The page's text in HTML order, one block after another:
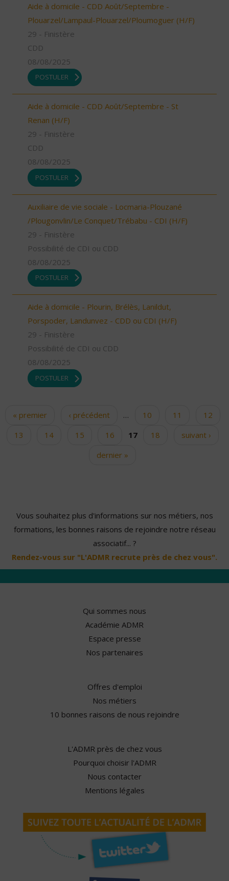
Aide à domicile - CDD Août/Septembre -
Plouarzel/Lampaul-Plouarzel/Ploumoguer (H/F)
29 - Finistère
CDD
08/08/2025
POSTULER
Aide à domicile - CDD Août/Septembre - St
Renan (H/F)
29 - Finistère
CDD
08/08/2025
POSTULER
Auxiliaire de vie sociale - Locmaria-Plouzané
/Plougonvlin/Le Conquet/Trébabu - CDI (H/F)
29 - Finistère
Possibilité de CDI ou CDD
08/08/2025
POSTULER
Aide à domicile - Plourin, Brélès, Lanildut,
Porspoder, Landunvez - CDD ou CDI (H/F)
29 - Finistère
Possibilité de CDI ou CDD
08/08/2025
POSTULER
Pages
« premier ‹ précédent … 10 11
12
13
14 15 16 17 18
suivant ›
dernier »
Vous souhaitez plus d'informations sur nos métiers, nos
formations, les bonnes raisons de rejoindre notre réseau
associatif... ?
Rendez-vous sur "L'ADMR recrute près de chez vous".
Qui sommes nous
Académie ADMR
Espace presse
Nos partenaires
Offres d'emploi
Nos métiers
10 bonnes raisons de nous rejoindre
L'ADMR près de chez vous
Pourquoi choisir l'ADMR
Nous contacter
Mentions légales